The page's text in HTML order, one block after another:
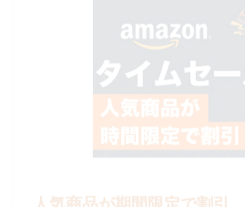
人気商品が期間限定で割引